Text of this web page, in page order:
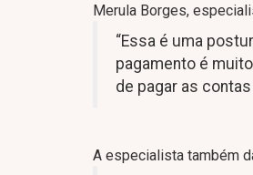
Merula Borges,
“Essa é uma
pagamento é
de pagar as
A especialista também